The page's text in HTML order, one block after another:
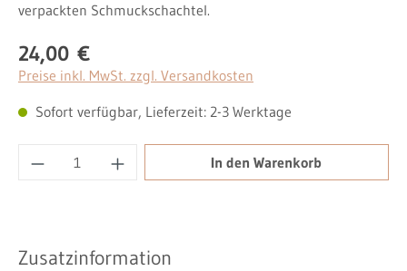
verpackten Schmuckschachtel.
Regulärer Preis:
24,00 €
Preise inkl. MwSt. zzgl. Versandkosten
Sofort verfügbar, Lieferzeit: 2-3 Werktage
Produkt Anzahl: Gib den gewünschten
In den Warenkorb
Zusatzinformation